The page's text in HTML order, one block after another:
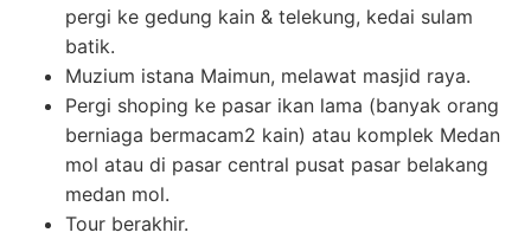
pergi ke gedung kain & telekung, kedai sulam
batik.
Muzium istana Maimun, melawat masjid raya.
Pergi shoping ke pasar ikan lama (banyak orang
berniaga bermacam2 kain) atau komplek Medan
mol atau di pasar central pusat pasar belakang
medan mol.
Tour berakhir.